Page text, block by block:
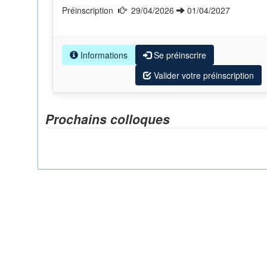
29/04/2026 01/04/2027
Informations
Se préinscrire
Valider votre préinscription
Prochains colloques